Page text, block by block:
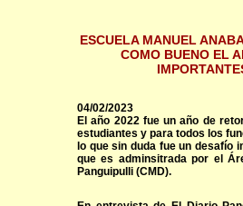
ESCUELA MANUEL
COMO BUENO EL
04/02/2023
El año 2022 fue un año de
estudiantes y para todos los
lo que sin duda fue un desafío
que es adminsitrada por el
Panguipulli (CMD).